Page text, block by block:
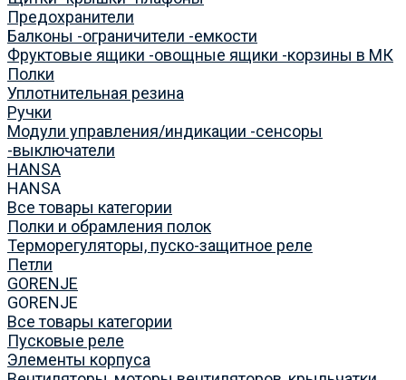
Предохранители
Балконы -ограничители -емкости
Фруктовые ящики -овощные ящики -корзины в МК
Полки
Уплотнительная резина
Ручки
Модули управления/индикации -сенсоры
-выключатели
HANSA
HANSA
Все товары категории
Полки и обрамления полок
Терморегуляторы, пуско-защитное реле
Петли
GORENJE
GORENJE
Все товары категории
Пусковые реле
Элементы корпуса